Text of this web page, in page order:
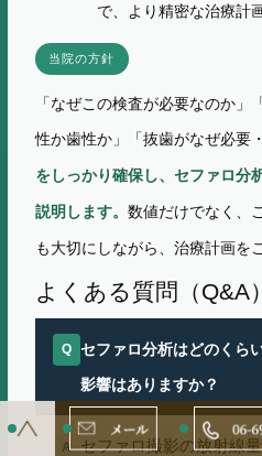
で、より精密な治療計
当院の方針
「なぜこの検査が必要なのか
性か歯性か」「抜歯がなぜ必
をしっかり確保し、セファロ分
説明します。 数値だけでなく、
も大切にしながら、治療計画を
よくある質問（Q&A）
Q セファロ分析はどのくら
影響はありますか？
A セファロ撮影の放射線